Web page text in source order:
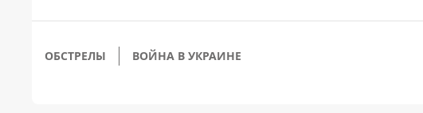
ОБСТРЕЛЫ ВОЙНА В УКРАИНЕ